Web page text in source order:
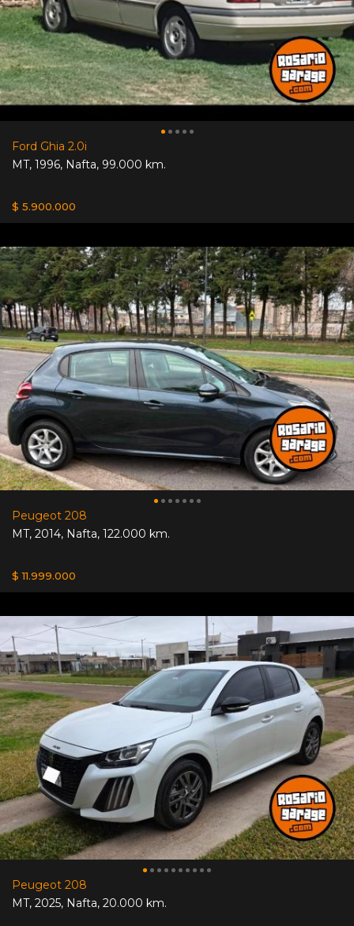
Ford Ghia 2.0i
MT, 1996, Nafta, 99.000 km.
$ 5.900.000
Peugeot 208
MT, 2014, Nafta, 122.000 km.
$ 11.999.000
Peugeot 208
MT, 2025, Nafta, 20.000 km.